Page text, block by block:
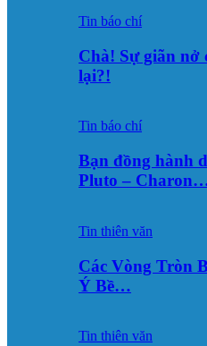
Tin báo chí
Chà! Sự giãn nở
lại?!
Tin báo chí
Bạn đồng hành
Pluto –
Tin thiên văn
Các Vòng Tròn
Ý Bề…
Tin thiên văn